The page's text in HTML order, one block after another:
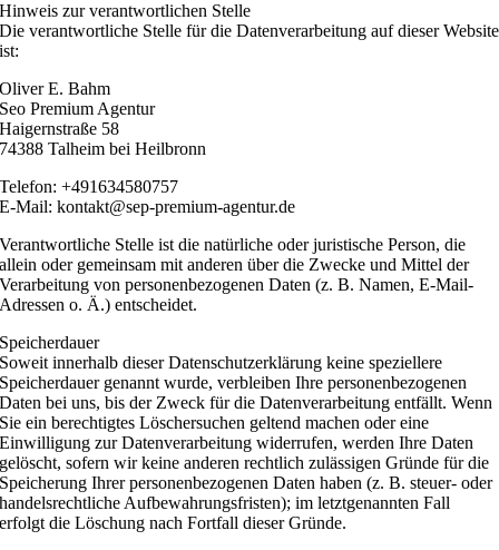
Hinweis zur verantwortlichen Stelle
Die verantwortliche Stelle für die Datenverarbeitung auf dieser Website
ist:
Oliver E. Bahm
Seo Premium Agentur
Haigernstraße 58
74388 Talheim bei Heilbronn
Telefon: +491634580757
E-Mail: kontakt@sep-premium-agentur.de
Verantwortliche Stelle ist die natürliche oder juristische Person, die
allein oder gemeinsam mit anderen über die Zwecke und Mittel der
Verarbeitung von personenbezogenen Daten (z. B. Namen, E-Mail-
Adressen o. Ä.) entscheidet.
Speicherdauer
Soweit innerhalb dieser Datenschutzerklärung keine speziellere
Speicherdauer genannt wurde, verbleiben Ihre personenbezogenen
Daten bei uns, bis der Zweck für die Datenverarbeitung entfällt. Wenn
Sie ein berechtigtes Löschersuchen geltend machen oder eine
Einwilligung zur Datenverarbeitung widerrufen, werden Ihre Daten
gelöscht, sofern wir keine anderen rechtlich zulässigen Gründe für die
Speicherung Ihrer personenbezogenen Daten haben (z. B. steuer- oder
handelsrechtliche Aufbewahrungsfristen); im letztgenannten Fall
erfolgt die Löschung nach Fortfall dieser Gründe.